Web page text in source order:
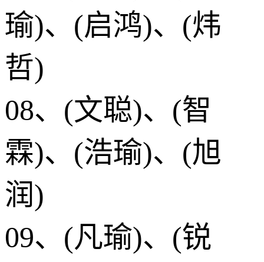
瑜)、(启鸿)、(炜
哲)
08、(文聪)、(智
霖)、(浩瑜)、(旭
润)
09、(凡瑜)、(锐